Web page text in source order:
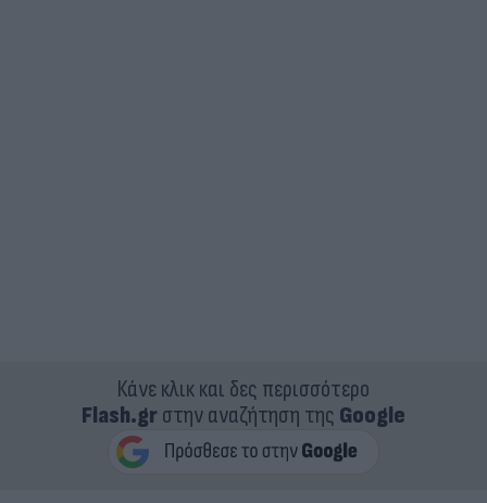
Κάνε κλικ και δες περισσότερο
Flash.grστην αναζήτηση της Google